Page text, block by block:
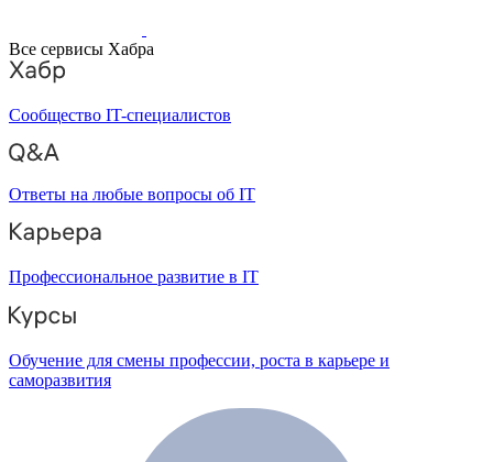
Все сервисы Хабра
Сообщество IT-специалистов
Ответы на любые вопросы об IT
Профессиональное развитие в IT
Обучение для смены профессии, роста в карьере и
саморазвития